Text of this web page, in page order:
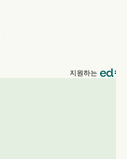
지원하는